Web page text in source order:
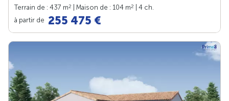
Terrain de : 437 m2 | Maison de : 104 m2
| 4 ch.
à partir de 255 475 €